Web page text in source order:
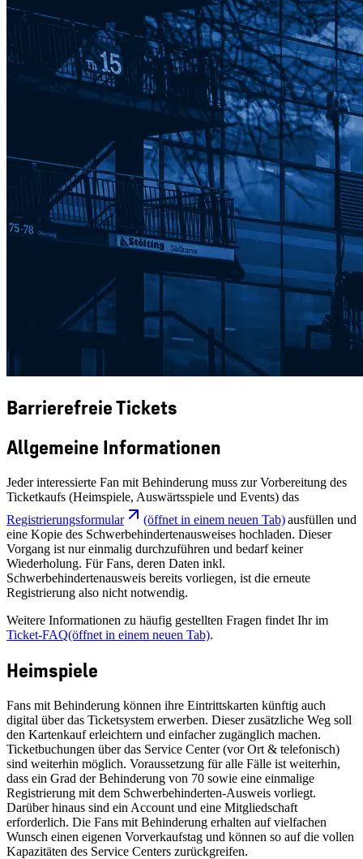
Barrierefreie Tickets
Allgemeine Informationen
Jeder interessierte Fan mit Behinderung muss zur Vorbereitung des
Ticketkaufs (Heimspiele, Auswärtsspiele und Events) das
Registrierungsformular
(öffnet in einem neuen Tab)ausfüllen und
eine Kopie des Schwerbehindertenausweises hochladen. Dieser
Vorgang ist nur einmalig durchzuführen und bedarf keiner
Wiederholung. Für Fans, deren Daten inkl.
Schwerbehindertenausweis bereits vorliegen, ist die erneute
Registrierung also nicht notwendig.
Weitere Informationen zu häufig gestellten Fragen findet Ihr im
Ticket-FAQ(öffnet in einem neuen Tab).
Heimspiele
Fans mit Behinderung können ihre Eintrittskarten künftig auch
digital über das Ticketsystem erwerben. Dieser zusätzliche Weg soll
den Kartenkauf erleichtern und einfacher zugänglich machen.
Ticketbuchungen über das Service Center (vor Ort & telefonisch)
sind weiterhin möglich. Voraussetzung für alle Fälle ist weiterhin,
dass ein Grad der Behinderung von 70 sowie eine einmalige
Registrierung mit dem Schwerbehinderten-Ausweis vorliegt.
Darüber hinaus sind ein Account und eine Mitgliedschaft
erforderlich. Die Fans mit Behinderung erhalten auf vielfachen
Wunsch einen eigenen Vorverkaufstag und können so auf die vollen
Kapazitäten des Service Centers zurückgreifen.